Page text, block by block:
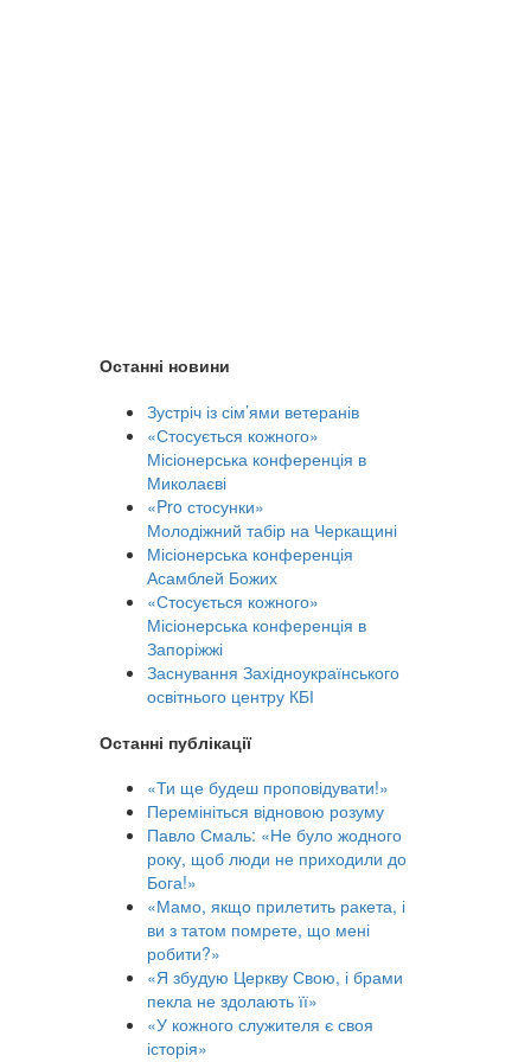
Останні новини
Зустріч із сім’ями ветеранів
«Стосується кожного»
Місіонерська конференція в
Миколаєві
«Pro стосунки»
Молодіжний табір на Черкащині
Місіонерська конференція
Асамблей Божих
«Стосується кожного»
Місіонерська конференція в
Запоріжжі
Заснування Західноукраїнського
освітнього центру КБІ
Останні публікації
«Ти ще будеш проповідувати!»
Перемініться відновою розуму
Павло Смаль: «Не було жодного
року, щоб люди не приходили до
Бога!»
«Мамо, якщо прилетить ракета, і
ви з татом помрете, що мені
робити?»
«Я збудую Церкву Свою, і брами
пекла не здолають її»
«У кожного служителя є своя
історія»